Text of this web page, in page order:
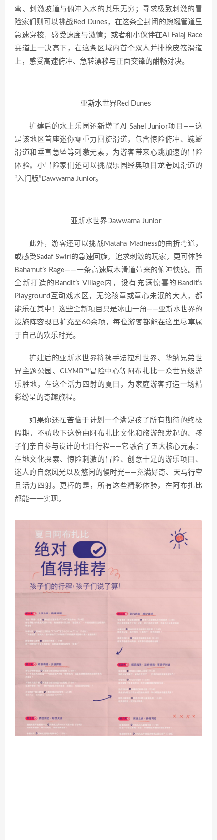
弯、刺激坡道与俯冲入水的其乐无穷；寻求极致刺激的冒
险家们则可以挑战Red Dunes，在这条全封闭的蜿蜒管道里
急速穿梭，感受速度与激情；或者和小伙伴在Al Falaj Race
赛道上一决高下，在这条区域内首个双人并排橡皮筏滑道
上，感受高速俯冲、急转漂移与正面交锋的酣畅对决。
亚斯水世界Red Dunes
扩建后的水上乐园还新增了Al Sahel Junior项目——这
是该地区首座迷你零重力回旋滑道，包含惊险俯冲、蜿蜒
滑道和垂直急坠等刺激元素，为游客带来心跳加速的冒险
体验。小冒险家们还可以挑战乐园经典项目龙卷风滑道的
“入门版”Dawwama Junior。
亚斯水世界Dawwama Junior
此外，游客还可以挑战Mataha Madness的曲折弯道，
或感受Sadaf Swirl的急速回旋。追求刺激的玩家，更可体验
Bahamut’s Rage——一条高速原木滑道带来的俯冲快感。而
全新打造的Bandit’s Village内，设有充满惊喜的Bandit’s
Playground互动戏水区，无论孩童或童心未泯的大人，都
能乐在其中！这些全新项目只是冰山一角——亚斯水世界的
设施阵容现已扩充至60余项，每位游客都能在这里尽享属
于自己的欢乐时光。
扩建后的亚斯水世界将携手法拉利世界、华纳兄弟世
界主题公园、CLYMB™冒险中心等阿布扎比一众世界级游
乐胜地，在这个活力四射的夏日，为家庭游客打造一场精
彩纷呈的奇趣旅程。
如果你还在苦恼于计划一个满足孩子所有期待的终极
假期，不妨收下这份由阿布扎比文化和旅游部发起的、孩
子们亲自参与设计的七日行程——它融合了五大核心元素：
在地文化探索、惊险刺激的冒险、创意十足的游乐项目、
迷人的自然风光以及悠闲的慢时光——充满好奇、天马行空
且活力四射。更棒的是，所有这些精彩体验，在阿布扎比
都能一一实现。